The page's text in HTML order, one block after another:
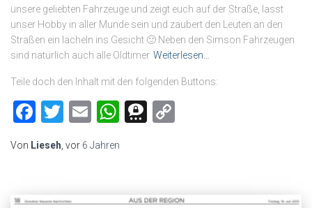
unsere geliebten Fahrzeuge und zeigt euch auf der Straße, lasst
unser Hobby in aller Munde sein und zaubert den Leuten an den
Straßen ein lächeln ins Gesicht 🙂 Neben den Simson Fahrzeugen
sind natürlich auch alle Oldtimer Weiterlesen…
Teile doch den Inhalt mit den folgenden Buttons:
Facebook
Twitter
EmailWhatsApp
Threema
Von Lieseh , vor 6 Jahren